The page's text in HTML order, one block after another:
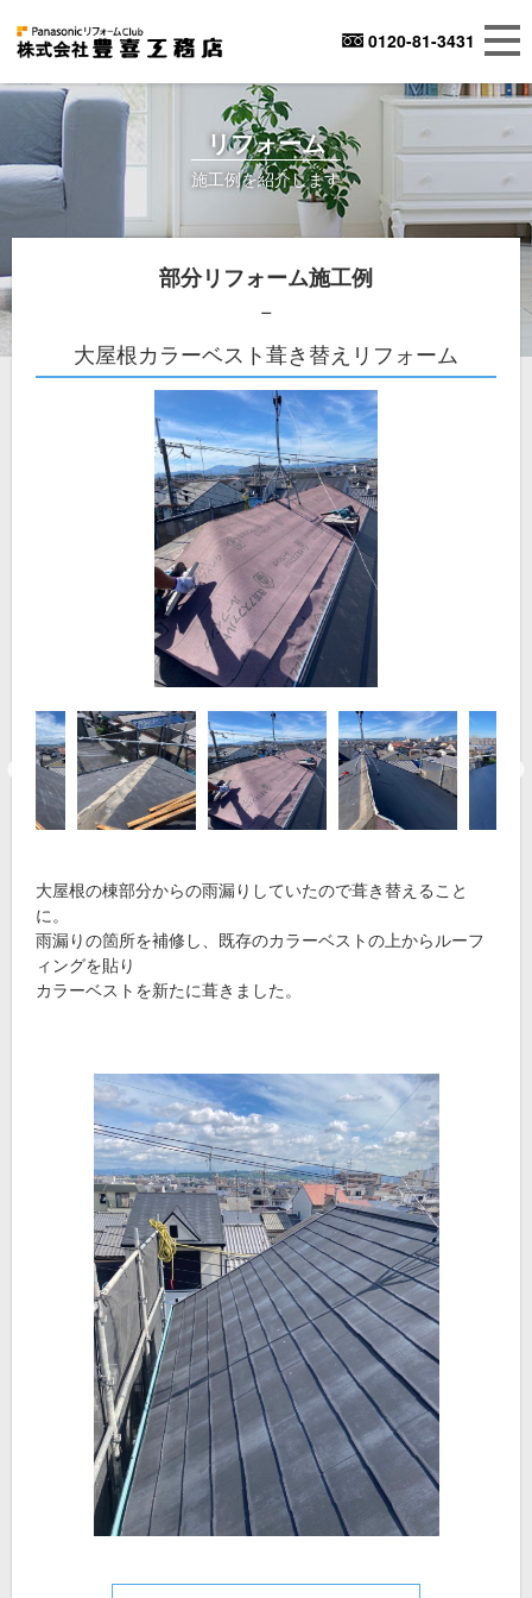
0120-81-3431
リフォーム
施工例を紹介します
部分リフォーム施工例
大屋根カラーベスト葺き替えリフォーム
大屋根の棟部分からの雨漏りしていたので葺き替えること
に。
雨漏りの箇所を補修し、既存のカラーベストの上からルーフ
ィングを貼り
カラーベストを新たに葺きました。